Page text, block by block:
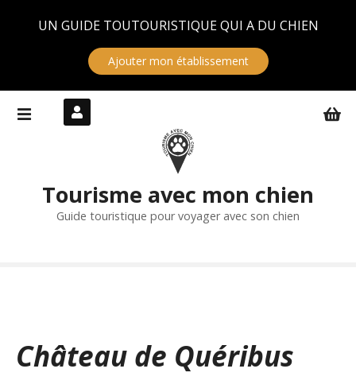
UN GUIDE TOUTOURISTIQUE QUI A DU CHIEN
Ajouter mon établissement
Tourisme avec mon chien
Guide touristique pour voyager avec son chien
Château de Quéribus